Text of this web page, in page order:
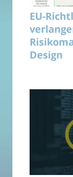
EU-
Design